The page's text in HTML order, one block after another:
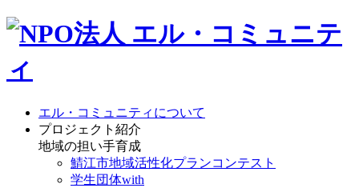
エル・コミュニティについて
プロジェクト紹介
地域の担い手育成
鯖江市地域活性化プランコンテスト
学生団体with